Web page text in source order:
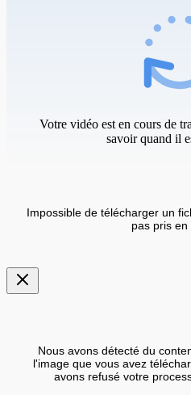
Votre vidéo est en cours de
savoir quand il
Impossible de télécharger un
pas pris en
Nous avons détecté du
l'image que vous avez
avons refusé votre